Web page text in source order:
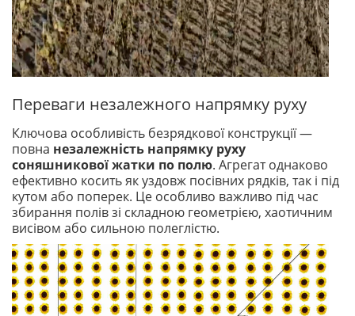
Переваги незалежного напрямку руху
Ключова особливість безрядкової конструкції —
повна незалежність напрямку руху
соняшникової жатки по полю. Агрегат однаково
ефективно косить як уздовж посівних рядків, так і під
кутом або поперек. Це особливо важливо під час
збирання полів зі складною геометрією, хаотичним
висівом або сильною полеглістю.